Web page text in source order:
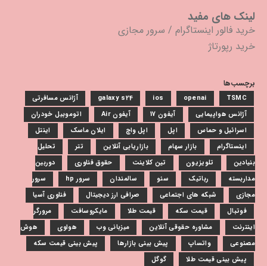
لینک های مفید
خرید فالور اینستاگرام / سرور مجازی
خرید رپورتاژ
برچسب‌ها
galaxy s24 ios openai TSMC
آژانس مسافرتی
آژانس هواپیمایی
آیفون 17 آیفون Air
اتوموبیل خودران
اسرائیل و حماس
اپل اپل واچ ایلان ماسک
اینتل
اینستاگرام
بازار سهام بازاریابی آنلاین تتر
تحلیل
بنیادین
تلویزیون تین کلاینت حقوق فناوری
دوربین
مداربسته
رباتیک سئو سالمندان سرور hp
سرور
مجازی
شبکه های اجتماعی صرافی ارز دیجیتال
فناوری آسیا
فوتبال
قیمت سکه قیمت طلا مایکروسافت
مرورگر
اینترنت
مشاوره حقوقی آنلاین میزبانی وب هواوی
هوش
مصنوعی
واتساپ پیش بینی بازارها
پیش بینی قیمت سکه
پیش بینی قیمت طلا
گوگل